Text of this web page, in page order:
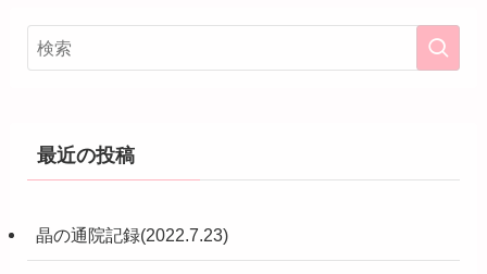
最近の投稿
晶の通院記録(2022.7.23)